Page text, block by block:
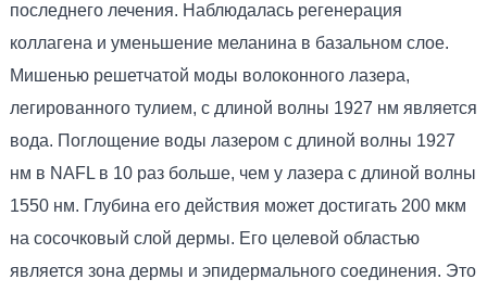
последнего лечения. Наблюдалась регенерация
коллагена и уменьшение меланина в базальном слое.
Мишенью решетчатой ​​моды волоконного лазера,
легированного тулием, с длиной волны 1927 нм является
вода. Поглощение воды лазером с длиной волны 1927
нм в NAFL в 10 раз больше, чем у лазера с длиной волны
1550 нм. Глубина его действия может достигать 200 мкм
на сосочковый слой дермы. Его целевой областью
является зона дермы и эпидермального соединения. Это